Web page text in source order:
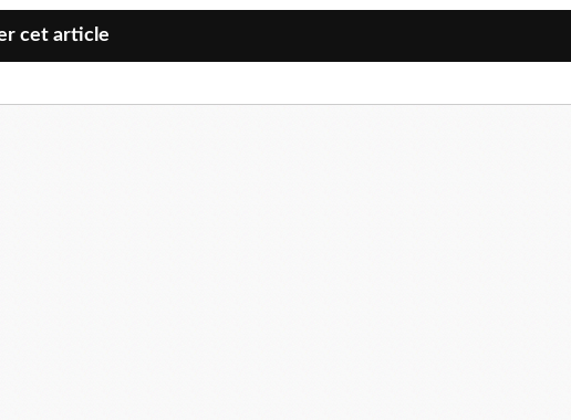
cet article